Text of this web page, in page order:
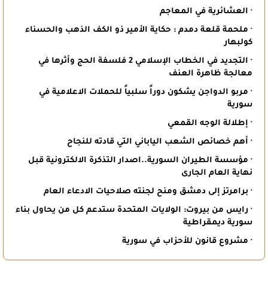
· العشائرية في المعاجم
· ملحمة قلعة دمدم : حكاية الأمير ذو الكف الذهب والحسناء
كولبهار
· التجديد في الخطاب الإسلامي 2 فلسفة الحج وأثرها في
معالجة ظاهرة العنف
· مربو الدواجن يشكون دوراً سلبياً للحملات الاعلامية في
سورية
· إطلالة الوجه القمعي
· أهم خصائص الشعب الياباني التي قادته للنجاح
· مؤسسة الطيران السورية..اصدار التذكرة الالكترونية قبل
نهاية العام الجارى
· برامرتز إلى دمشق ومنح لجنته صلاحيات الادعاء العام
· رايس من بيروت: الولايات المتحدة ستدعم كل من يحاول بناء
سورية ديمقراطية
· مشروع قانون للأحزاب في سورية